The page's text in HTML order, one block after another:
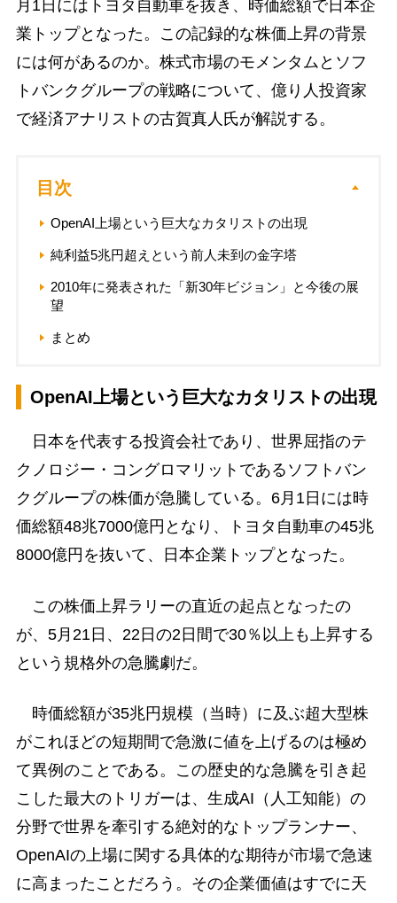
月1日にはトヨタ自動車を抜き、時価総額で日本企
業トップとなった。この記録的な株価上昇の背景
には何があるのか。株式市場のモメンタムとソフ
トバンクグループの戦略について、億り人投資家
で経済アナリストの古賀真人氏が解説する。
目次
OpenAI上場という巨大なカタリストの出現
純利益5兆円超えという前人未到の金字塔
2010年に発表された「新30年ビジョン」と今後の展
望
まとめ
OpenAI上場という巨大なカタリストの出現
日本を代表する投資会社であり、世界屈指のテ
クノロジー・コングロマリットであるソフトバン
クグループの株価が急騰している。6月1日には時
価総額48兆7000億円となり、トヨタ自動車の45兆
8000億円を抜いて、日本企業トップとなった。
この株価上昇ラリーの直近の起点となったの
が、5月21日、22日の2日間で30％以上も上昇する
という規格外の急騰劇だ。
時価総額が35兆円規模（当時）に及ぶ超大型株
がこれほどの短期間で急激に値を上げるのは極め
て異例のことである。この歴史的な急騰を引き起
こした最大のトリガーは、生成AI（人工知能）の
分野で世界を牽引する絶対的なトップランナー、
OpenAIの上場に関する具体的な期待が市場で急速
に高まったことだろう。その企業価値はすでに天